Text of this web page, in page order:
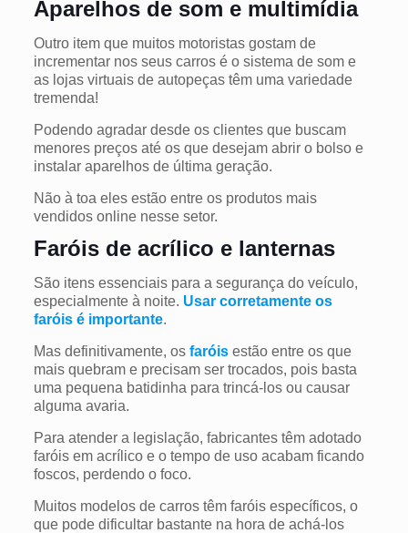
Aparelhos de som e multimídia
Outro item que muitos motoristas gostam de
incrementar nos seus carros é o sistema de som e
as lojas virtuais de autopeças têm uma variedade
tremenda!
Podendo agradar desde os clientes que buscam
menores preços até os que desejam abrir o bolso e
instalar aparelhos de última geração.
Não à toa eles estão entre os produtos mais
vendidos online nesse setor.
Faróis de acrílico e lanternas
São itens essenciais para a segurança do veículo,
especialmente à noite. Usar corretamente os
faróis é importante.
Mas definitivamente, os faróisestão entre os que
mais quebram e precisam ser trocados, pois basta
uma pequena batidinha para trincá-los ou causar
alguma avaria.
Para atender a legislação, fabricantes têm adotado
faróis em acrílico e o tempo de uso acabam ficando
foscos, perdendo o foco.
Muitos modelos de carros têm faróis específicos, o
que pode dificultar bastante na hora de achá-los